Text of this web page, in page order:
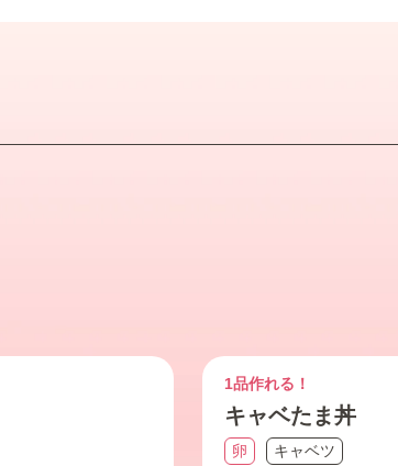
1品作れる！
キャベたま丼
卵 キャベツ